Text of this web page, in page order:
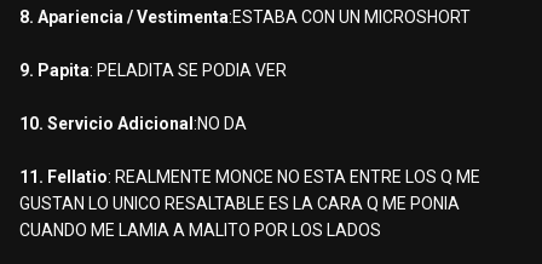
8. Apariencia / Vestimenta:ESTABA CON UN MICROSHORT
9. Papita: PELADITA SE PODIA VER
10. Servicio Adicional :NO DA
11. Fellatio: REALMENTE MONCE NO ESTA ENTRE LOS Q ME
GUSTAN LO UNICO RESALTABLE ES LA CARA Q ME PONIA
CUANDO ME LAMIA A MALITO POR LOS LADOS